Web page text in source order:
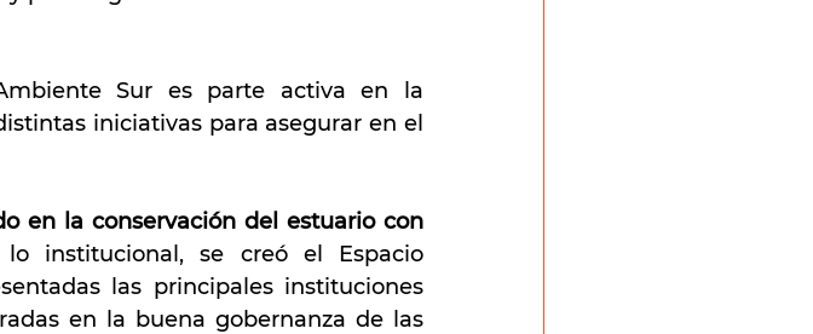
Sur es parte activa en la
iniciativas para asegurar en el
en la conservación del estuario con
institucional, se creó el Espacio
las principales instituciones
en la buena gobernanza de las